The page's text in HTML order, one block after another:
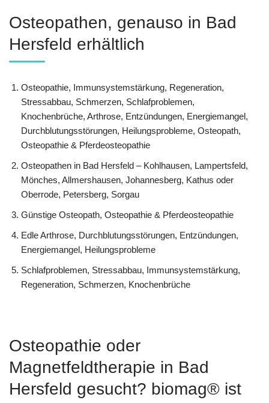
Osteopathen, genauso in Bad
Hersfeld erhältlich
Osteopathie, Immunsystemstärkung, Regeneration,
Stressabbau, Schmerzen, Schlafproblemen,
Knochenbrüche, Arthrose, Entzündungen, Energiemangel,
Durchblutungsstörungen, Heilungsprobleme, Osteopath,
Osteopathie & Pferdeosteopathie
Osteopathen in Bad Hersfeld – Kohlhausen, Lampertsfeld,
Mönches, Allmershausen, Johannesberg, Kathus oder
Oberrode, Petersberg, Sorgau
Günstige Osteopath, Osteopathie & Pferdeosteopathie
Edle Arthrose, Durchblutungsstörungen, Entzündungen,
Energiemangel, Heilungsprobleme
Schlafproblemen, Stressabbau, Immunsystemstärkung,
Regeneration, Schmerzen, Knochenbrüche
Osteopathie oder
Magnetfeldtherapie in Bad
Hersfeld gesucht? biomag® ist